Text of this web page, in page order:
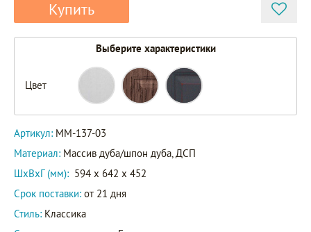
Купить
Выберите характеристики
Цвет
Артикул: ММ-137-03
Материал: Массив дуба/шпон дуба, ДСП
ШxВxГ (мм): 594 x 642 x 452
Срок поставки: от 21 дня
Стиль: Классика